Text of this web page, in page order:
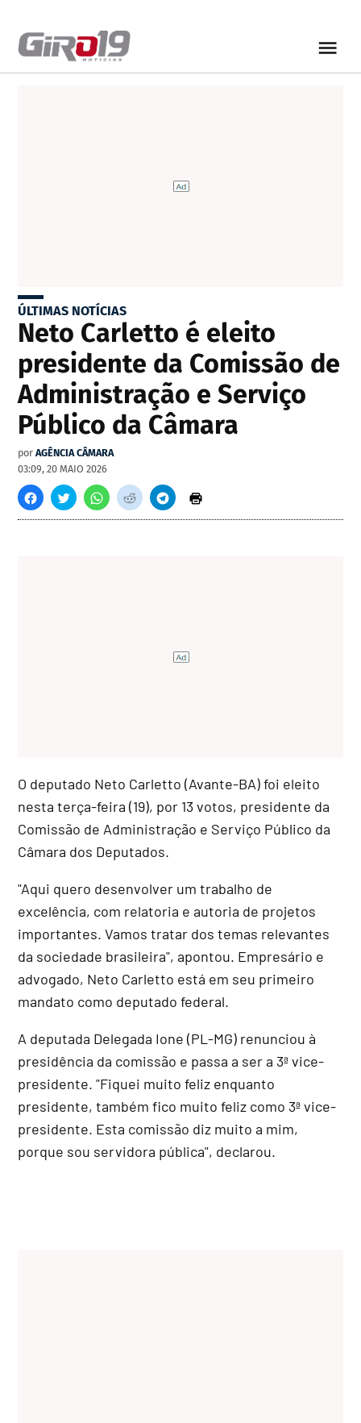
ÚLTIMAS NOTÍCIAS
Neto Carletto é eleito
presidente da Comissão de
Administração e Serviço
Público da Câmara
por AGÊNCIA CÂMARA
03:09, 20 MAIO 2026
O deputado Neto Carletto (Avante-BA) foi eleito
nesta terça-feira (19), por 13 votos, presidente da
Comissão de Administração e Serviço Público da
Câmara dos Deputados.
"Aqui quero desenvolver um trabalho de
excelência, com relatoria e autoria de projetos
importantes. Vamos tratar dos temas relevantes
da sociedade brasileira", apontou. Empresário e
advogado, Neto Carletto está em seu primeiro
mandato como deputado federal.
A deputada Delegada Ione (PL-MG) renunciou à
presidência da comissão e passa a ser a 3ª vice-
presidente. "Fiquei muito feliz enquanto
presidente, também fico muito feliz como 3ª vice-
presidente. Esta comissão diz muito a mim,
porque sou servidora pública", declarou.